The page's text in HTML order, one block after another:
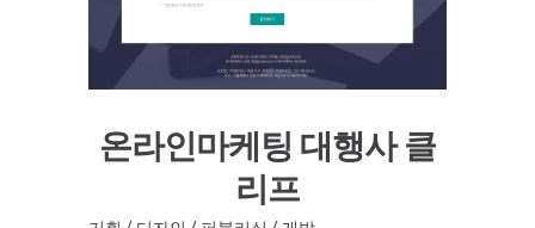
온라인마케팅 대행사 클
리프